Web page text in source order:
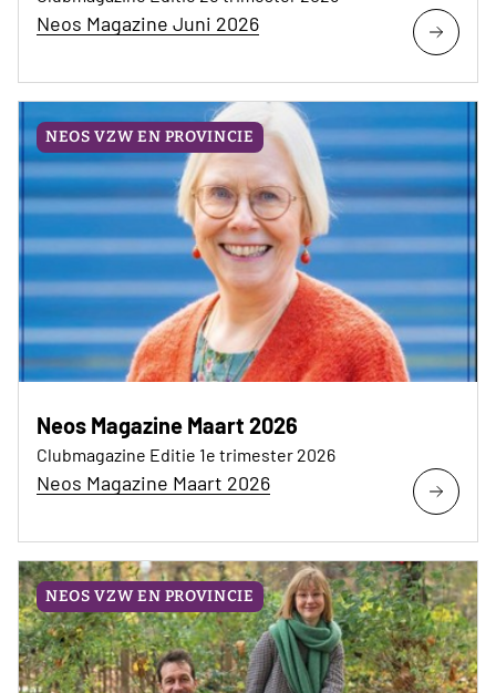
Neos Magazine Juni 2026
NEOS VZW EN PROVINCIE
Neos Magazine Maart 2026
Clubmagazine Editie 1e trimester 2026
Neos Magazine Maart 2026
NEOS VZW EN PROVINCIE